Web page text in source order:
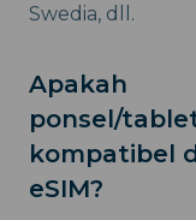
Swedia, dll.
Apakah
ponsel/
kompatibel
eSIM?